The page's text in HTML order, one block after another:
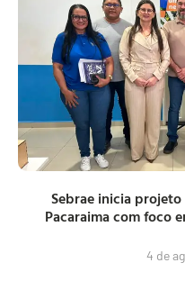
Sebrae inicia
Pacaraima com foco
4 de